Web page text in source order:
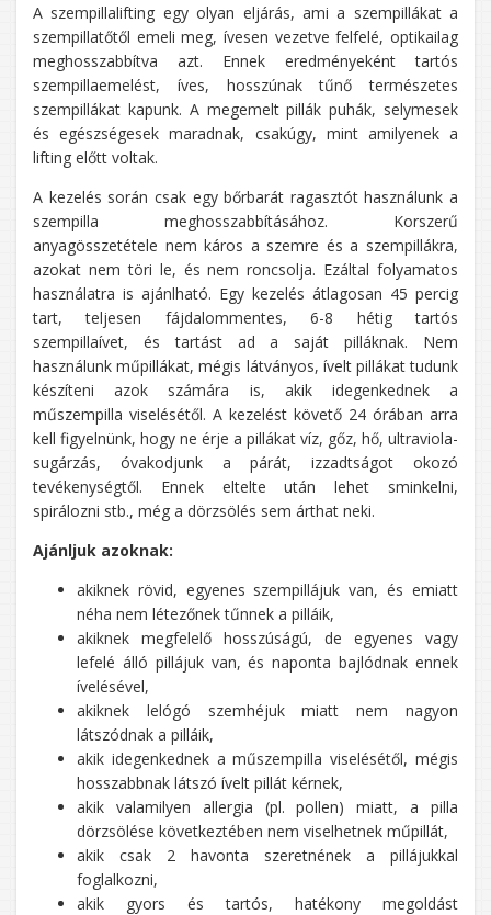
A szempillalifting egy olyan eljárás, ami a szempillákat a
szempillatőtől emeli meg, ívesen vezetve felfelé, optikailag
meghosszabbítva azt. Ennek eredményeként tartós
szempillaemelést, íves, hosszúnak tűnő természetes
szempillákat kapunk. A megemelt pillák puhák, selymesek
és egészségesek maradnak, csakúgy, mint amilyenek a
lifting előtt voltak.
A kezelés során csak egy bőrbarát ragasztót használunk a
szempilla meghosszabbításához. Korszerű
anyagösszetétele nem káros a szemre és a szempillákra,
azokat nem töri le, és nem roncsolja. Ezáltal folyamatos
használatra is ajánlható. Egy kezelés átlagosan 45 percig
tart, teljesen fájdalommentes, 6-8 hétig tartós
szempillaívet, és tartást ad a saját pilláknak. Nem
használunk műpillákat, mégis látványos, ívelt pillákat tudunk
készíteni azok számára is, akik idegenkednek a
műszempilla viselésétől. A kezelést követő 24 órában arra
kell figyelnünk, hogy ne érje a pillákat víz, gőz, hő, ultraviola-
sugárzás, óvakodjunk a párát, izzadtságot okozó
tevékenységtől. Ennek eltelte után lehet sminkelni,
spirálozni stb., még a dörzsölés sem árthat neki.
Ajánljuk azoknak:
akiknek rövid, egyenes szempillájuk van, és emiatt
néha nem létezőnek tűnnek a pilláik,
akiknek megfelelő hosszúságú, de egyenes vagy
lefelé álló pillájuk van, és naponta bajlódnak ennek
ívelésével,
akiknek lelógó szemhéjuk miatt nem nagyon
látszódnak a pilláik,
akik idegenkednek a műszempilla viselésétől, mégis
hosszabbnak látszó ívelt pillát kérnek,
akik valamilyen allergia (pl. pollen) miatt, a pilla
dörzsölése következtében nem viselhetnek műpillát,
akik csak 2 havonta szeretnének a pillájukkal
foglalkozni,
akik gyors és tartós, hatékony megoldást